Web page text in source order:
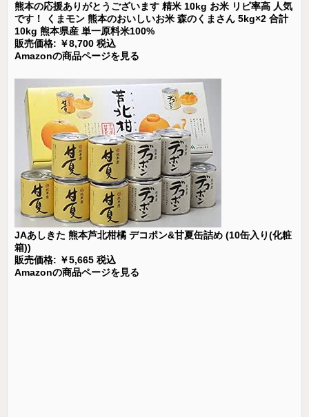
熊本の応援ありがとうございます 精米 10kg お米 リピ率高 人気
です！ くまモン 熊本のおいしいお米 森のくまさん 5kg×2 合計
10kg 熊本県産 単一原料米100%
販売価格: ￥8,700 税込
Amazonの商品ページを見る
JAあしきた 熊本芦北柑橘 デコポン&甘夏缶詰め (10缶入り(化粧
箱))
販売価格: ￥5,665 税込
Amazonの商品ページを見る